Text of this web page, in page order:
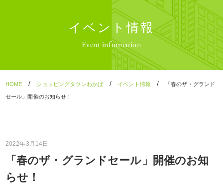
イベント情報
Event information
HOME / ショッピングタウンわかば / イベント情報 / 「春のザ・グランド
セール」開催のお知らせ！
2022年3月14日
「春のザ・グランドセール」開催のお知
らせ！